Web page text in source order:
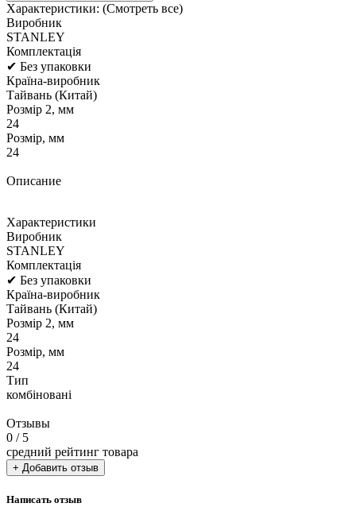
Характеристики: (Смотреть все)
Виробник
STANLEY
Комплектація
✔ Без упаковки
Країна-виробник
Тайвань (Китай)
Розмір 2, мм
24
Розмір, мм
24
Описание
Характеристики
Виробник
STANLEY
Комплектація
✔ Без упаковки
Країна-виробник
Тайвань (Китай)
Розмір 2, мм
24
Розмір, мм
24
Тип
комбіновані
Отзывы
0 / 5
средний рейтинг товара
+ Добавить отзыв
Написать отзыв